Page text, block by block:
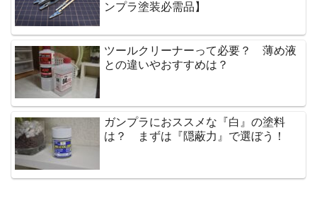
ンプラ塗装必需品】
ツールクリーナーって必要？ 薄め液
との違いやおすすめは？
ガンプラにおススメな『白』の塗料
は？ まずは『隠蔽力』で選ぼう！